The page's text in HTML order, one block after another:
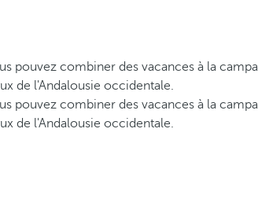
pouvez combiner des vacances à la
de l'Andalousie occidentale.
pouvez combiner des vacances à la
de l'Andalousie occidentale.